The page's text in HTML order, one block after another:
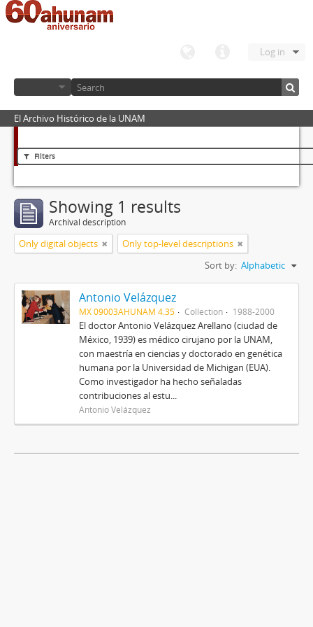
Log in
El Archivo Histórico de la UNAM
Filters
Showing 1 results
Archival description
Only digital objects
Only top-level descriptions
Sort by: Alphabetic
Antonio Velázquez
MX 09003AHUNAM 4.35 Collection 1988-2000
El doctor Antonio Velázquez Arellano (ciudad de
México, 1939) es médico cirujano por la UNAM,
con maestría en ciencias y doctorado en genética
humana por la Universidad de Michigan (EUA).
Como investigador ha hecho señaladas
contribuciones al estu...
Antonio Velázquez